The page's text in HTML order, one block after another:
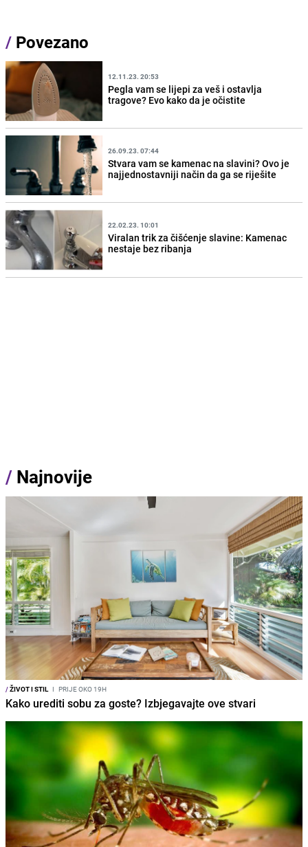
/ Povezano
12.11.23. 20:53
Pegla vam se lijepi za veš i ostavlja
tragove? Evo kako da je očistite
26.09.23. 07:44
Stvara vam se kamenac na slavini? Ovo je
najjednostavniji način da ga se riješite
22.02.23. 10:01
Viralan trik za čišćenje slavine: Kamenac
nestaje bez ribanja
/ Najnovije
/ŽIVOT I STIL I PRIJE OKO 19H
Kako urediti sobu za goste? Izbjegavajte ove stvari